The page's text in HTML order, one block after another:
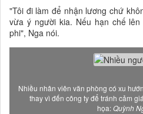
"Tôi đi làm để nhận lương chứ
vừa ý người kia. Nếu hạn chế
phi", Nga nói.
Nhiều nhân viên văn phòng có xu
thay vì đến công ty để tránh cảm
họa:Quỳnh